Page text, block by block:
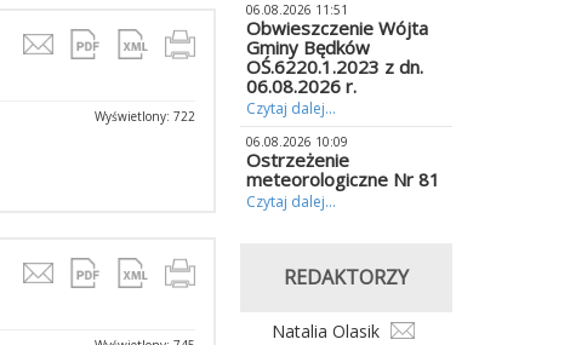
Wyświetlony: 722
06.08.2026 11:51
Obwieszczenie Wójta
Gminy Będków
OŚ.6220.1.2023 z dn.
06.08.2026 r.
Czytaj dalej...
06.08.2026 10:09
Ostrzeżenie
meteorologiczne Nr 81
Czytaj dalej...
REDAKTORZY
Natalia Olasik